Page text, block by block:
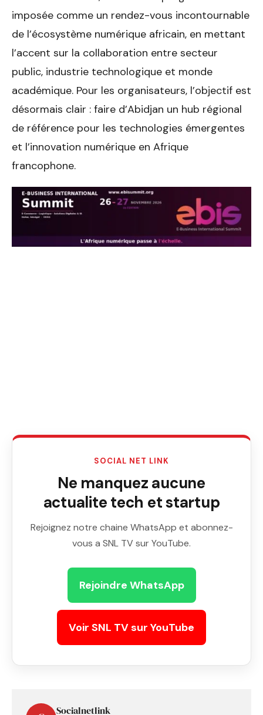
imposée comme un rendez-vous incontournable
de l’écosystème numérique africain, en mettant
l’accent sur la collaboration entre secteur
public, industrie technologique et monde
académique. Pour les organisateurs, l’objectif est
désormais clair : faire d’Abidjan un hub régional
de référence pour les technologies émergentes
et l’innovation numérique en Afrique
francophone.
SOCIAL NET LINK
Ne manquez aucune
actualite tech et startup
Rejoignez notre chaine WhatsApp et abonnez-
vous a SNL TV sur YouTube.
Rejoindre WhatsApp
Voir SNL TV sur YouTube
Socialnetlink